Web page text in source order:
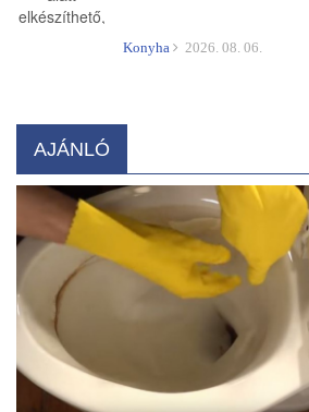
Konyha 2026. 08. 06.
AJÁNLÓ